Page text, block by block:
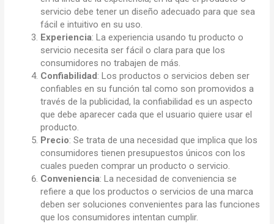
servicio debe tener un diseño adecuado para que sea
fácil e intuitivo en su uso.
Experiencia: La experiencia usando tu producto o
servicio necesita ser fácil o clara para que los
consumidores no trabajen de más.
Confiabilidad : Los productos o servicios deben ser
confiables en su función tal como son promovidos a
través de la publicidad, la confiabilidad es un aspecto
que debe aparecer cada que el usuario quiere usar el
producto.
Precio: Se trata de una necesidad que implica que los
consumidores tienen presupuestos únicos con los
cuales pueden comprar un producto o servicio.
Conveniencia: La necesidad de conveniencia se
refiere a que los productos o servicios de una marca
deben ser soluciones convenientes para las funciones
que los consumidores intentan cumplir.